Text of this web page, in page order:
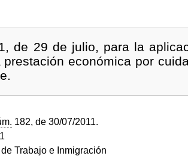
de 29 de julio, para la
económica por
182, de 30/07/2011.
Trabajo e Inmigración